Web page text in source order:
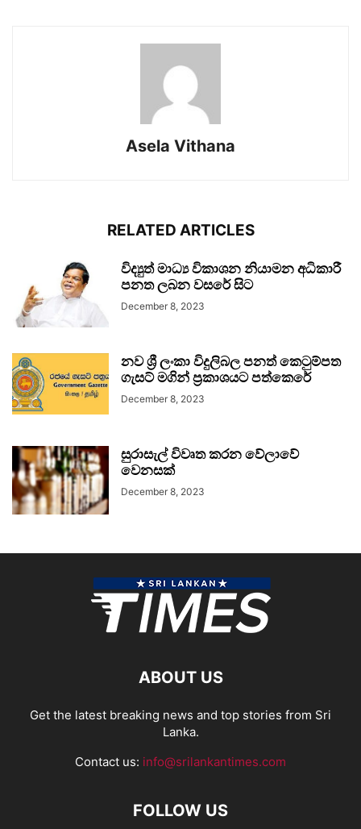
Asela Vithana
RELATED ARTICLES
විද්‍යුත් මාධ්‍ය විකාශන නියාමන අධිකාරී
පනත ලබන වසරේ සිට
December 8, 2023
නව ශ්‍රී ලංකා විදුලිබල පනත් කෙටුම්පත
ගැසට් මගින් ප්‍රකාශයට පත්කෙරේ
December 8, 2023
සුරාසැල් විවෘත කරන වේලාවේ
වෙනසක්
December 8, 2023
ABOUT US
Get the latest breaking news and top stories from Sri
Lanka.
Contact us: info@srilankantimes.com
FOLLOW US